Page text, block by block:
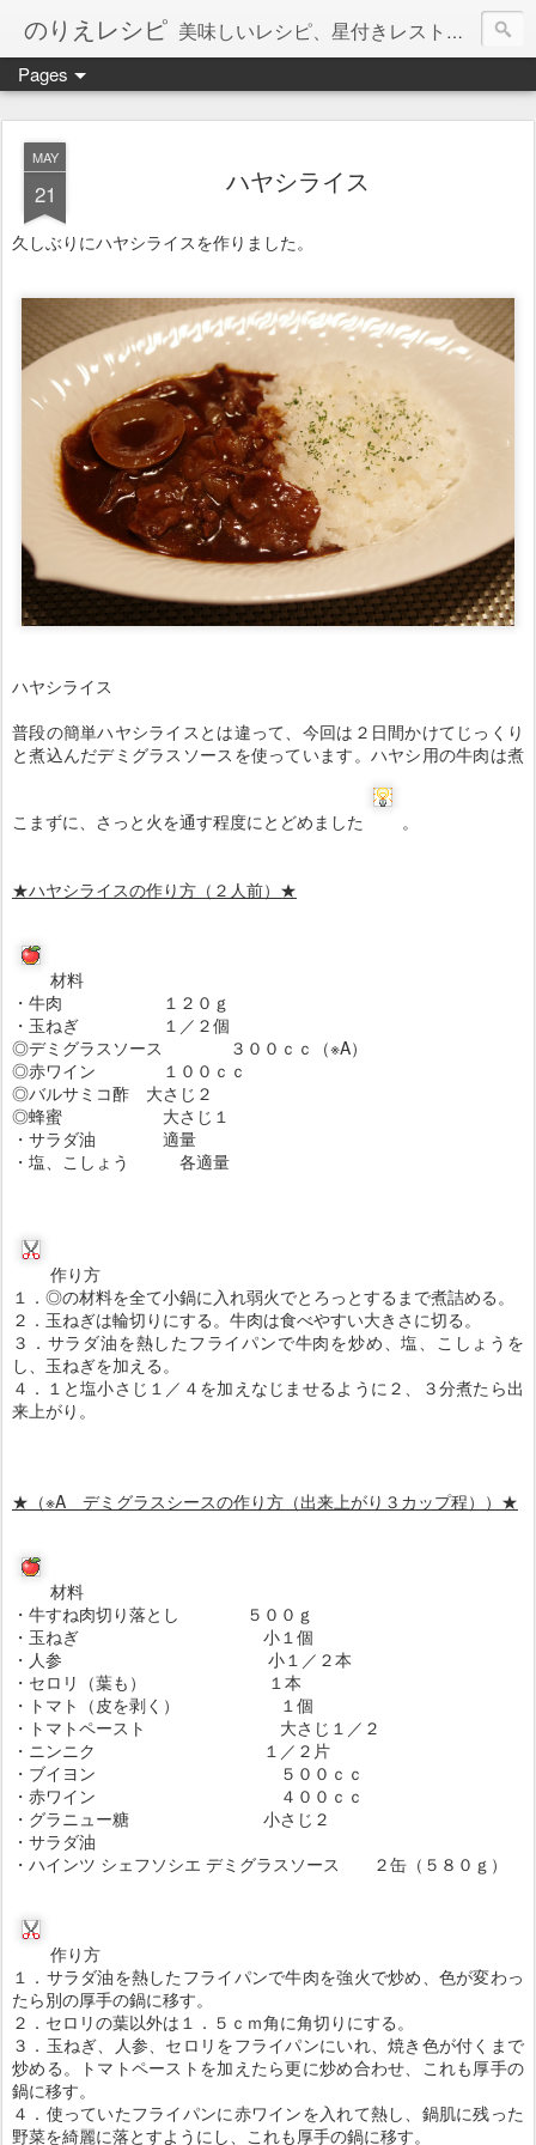
のりえレシピ 美味しいレシピ、星付きレストラン、絶品お取り寄せを紹介しています。
Pages
MAY
21 ハヤシライス
久しぶりにハヤシライスを作りました。
ハヤシライス
普段の簡単ハヤシライスとは違って、今回は２日間かけてじっくり
と煮込んだデミグラスソースを使っています。ハヤシ用の牛肉は煮
こまずに、さっと火を通す程度にとどめました 。
★ハヤシライスの作り方（２人前） ★
材料
・牛肉 １２０ｇ
・玉ねぎ １／２個
◎デミグラスソース ３００ｃｃ（※A）
◎赤ワイン １００ｃｃ
◎バルサミコ酢 大さじ２
◎蜂蜜 大さじ１
・サラダ油 適量
・塩、こしょう 各適量
作り方
１．◎の材料を全て小鍋に入れ弱火でとろっとするまで煮詰める。
２．玉ねぎは輪切りにする。牛肉は食べやすい大きさに切る。
３．サラダ油を熱したフライパンで牛肉を炒め、塩、こしょうを
し、玉ねぎを加える。
４．１と塩小さじ１／４を加えなじませるように２、３分煮たら出
来上がり。
★（※A デミグラスシースの作り方（出来上がり３カップ程）） ★
材料
・牛すね肉切り落とし ５００ｇ
・玉ねぎ 小１個
・人参 小１／２本
・セロリ（葉も） １本
・トマト（皮を剥く） １個
・トマトペースト 大さじ１／２
・ニンニク １／２片
・ブイヨン ５００ｃｃ
・赤ワイン ４００ｃｃ
・グラニュー糖 小さじ２
・サラダ油
・ハインツ シェフソシエ デミグラスソース ２缶（５８０ｇ）
作り方
１．サラダ油を熱したフライパンで牛肉を強火で炒め、色が変わっ
たら別の厚手の鍋に移す。
２．セロリの葉以外は１．５ｃｍ角に角切りにする。
３．玉ねぎ、人参、セロリをフライパンにいれ、焼き色が付くまで
炒める。トマトペーストを加えたら更に炒め合わせ、これも厚手の
鍋に移す。
４．使っていたフライパンに赤ワインを入れて熱し、鍋肌に残った
野菜を綺麗に落とすようにし、これも厚手の鍋に移す。